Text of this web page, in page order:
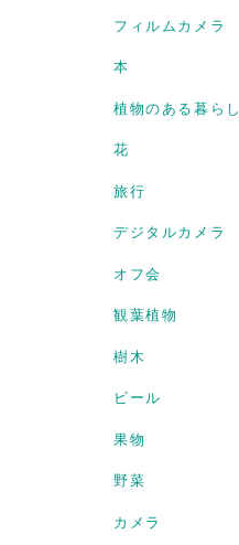
フィルムカメラ
本
植物のある暮らし
花
旅行
デジタルカメラ
オフ会
観葉植物
樹木
ビール
果物
野菜
カメラ